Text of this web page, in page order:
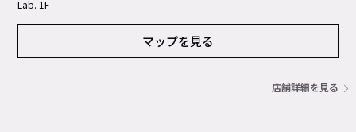
Lab. 1F
マップを見る
店舗詳細を見る